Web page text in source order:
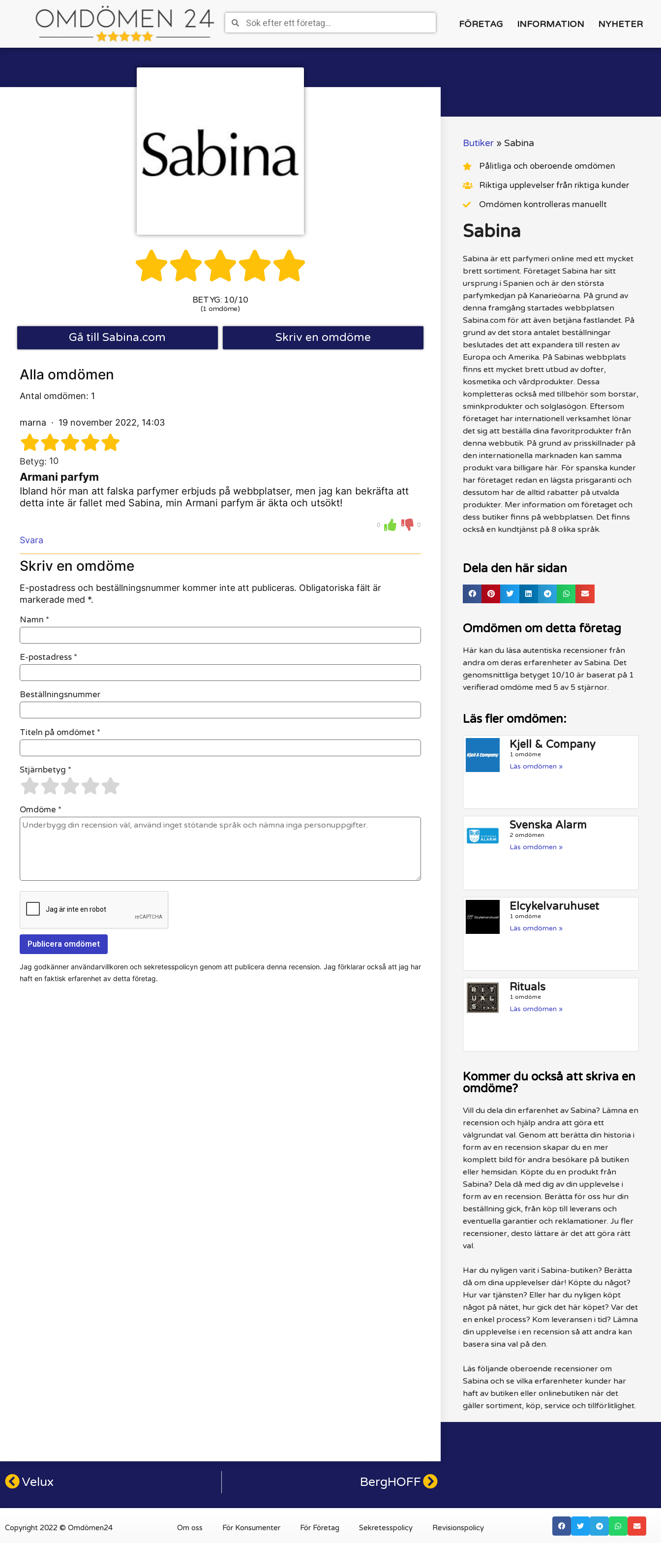
FÖRETAG INFORMATION NYHETER

BETYG: 10/10
(1 omdöme)
Gå till Sabina.com Skriv en omdöme
Alla omdömen
Antal omdömen: 1
marna 19 november 2022, 14:03
Betyg: 10
Armani parfym
Ibland hör man att falska parfymer erbjuds på webbplatser, men jag kan bekräfta att
detta inte är fallet med Sabina, min Armani parfym är äkta och utsökt!
0 0
Svara
Skriv en omdöme
E-postadress och beställningsnummer kommer inte att publiceras. Obligatoriska fält är
markerade med *.
Namn *
E-postadress *
Beställningsnummer
Titeln på omdömet *
Stjärnbetyg *
Omdöme *
Jag godkänner användarvillkoren och sekretesspolicyn genom att publicera denna recension. Jag förklarar också att jag har
haft en faktisk erfarenhet av detta företag.
Butiker» Sabina
Pålitliga och oberoende omdömen
Riktiga upplevelser från riktiga kunder
Omdömen kontrolleras manuellt
Sabina
Sabina är ett parfymeri online med ett mycket
brett sortiment. Företaget Sabina har sitt
ursprung i Spanien och är den största
parfymkedjan på Kanarieöarna. På grund av
denna framgång startades webbplatsen
Sabina.com för att även betjäna fastlandet. På
grund av det stora antalet beställningar
beslutades det att expandera till resten av
Europa och Amerika. På Sabinas webbplats
finns ett mycket brett utbud av dofter,
kosmetika och vårdprodukter. Dessa
kompletteras också med tillbehör som borstar,
sminkprodukter och solglasögon. Eftersom
företaget har internationell verksamhet lönar
det sig att beställa dina favoritprodukter från
denna webbutik. På grund av prisskillnader på
den internationella marknaden kan samma
produkt vara billigare här. För spanska kunder
har företaget redan en lägsta prisgaranti och
dessutom har de alltid rabatter på utvalda
produkter. Mer information om företaget och
dess butiker finns på webbplatsen. Det finns
också en kundtjänst på 8 olika språk.
Dela den här sidan
Omdömen om detta företag
Här kan du läsa autentiska recensioner från
andra om deras erfarenheter av Sabina. Det
genomsnittliga betyget 10/10 är baserat på 1
verifierad omdöme med 5 av 5 stjärnor.
Läs fler omdömen:
Kjell & Company
1 omdöme
Läs omdömen »
Svenska Alarm
2 omdömen
Läs omdömen »
Elcykelvaruhuset
1 omdöme
Läs omdömen »
Rituals
1 omdöme
Läs omdömen »
Kommer du också att skriva en
omdöme?
Vill du dela din erfarenhet av Sabina? Lämna en
recension och hjälp andra att göra ett
välgrundat val. Genom att berätta din historia i
form av en recension skapar du en mer
komplett bild för andra besökare på butiken
eller hemsidan. Köpte du en produkt från
Sabina? Dela då med dig av din upplevelse i
form av en recension. Berätta för oss hur din
beställning gick, från köp till leverans och
eventuella garantier och reklamationer. Ju fler
recensioner, desto lättare är det att göra rätt
val.
Har du nyligen varit i Sabina-butiken? Berätta
då om dina upplevelser där! Köpte du något?
Hur var tjänsten? Eller har du nyligen köpt
något på nätet, hur gick det här köpet? Var det
en enkel process? Kom leveransen i tid? Lämna
din upplevelse i en recension så att andra kan
basera sina val på den.
Läs följande oberoende recensioner om
Sabina och se vilka erfarenheter kunder har
haft av butiken eller onlinebutiken när det
gäller sortiment, köp, service och tillförlitlighet.
Velux BergHOFF
Copyright 2022 © Omdömen24 Om oss För Konsumenter För Företag Sekretesspolicy Revisionspolicy